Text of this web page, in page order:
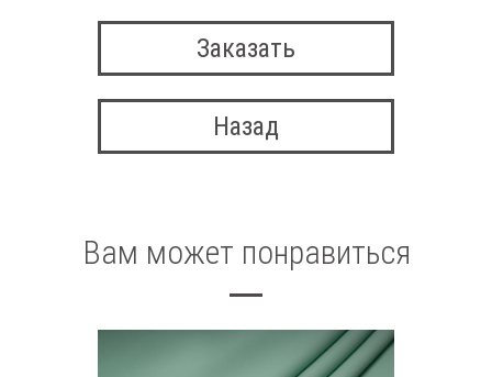
Заказать
Назад
Вам может понравиться